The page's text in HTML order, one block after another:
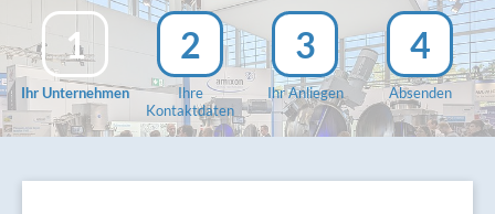
1
Ihr Unternehmen
2
Ihre
Kontaktdaten
3
Ihr Anliegen
4
Absenden